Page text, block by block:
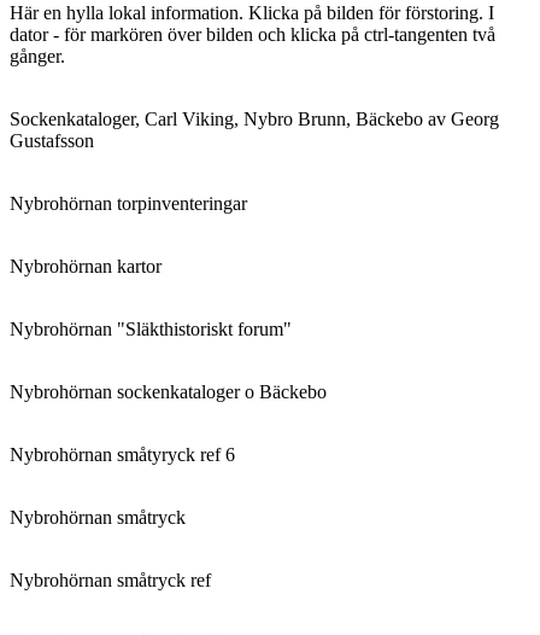
Här en hylla lokal information. Klicka på bilden för förstoring. I
dator - för markören över bilden och klicka på ctrl-tangenten två
gånger.
Sockenkataloger, Carl Viking, Nybro Brunn, Bäckebo av Georg
Gustafsson
Nybrohörnan torpinventeringar
Nybrohörnan kartor
Nybrohörnan "Släkthistoriskt forum"
Nybrohörnan sockenkataloger o Bäckebo
Nybrohörnan småtyryck ref 6
Nybrohörnan småtryck
Nybrohörnan småtryck ref